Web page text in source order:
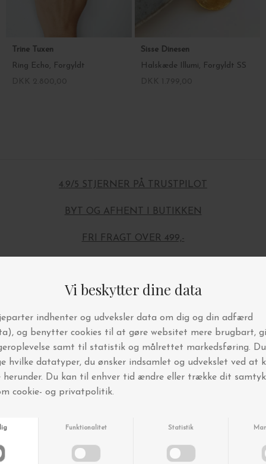
Trine Tuxen
Ring Echo, Forgyldt
Sisse Dinesen
Halskæde Illumi, Forgyldt SS
4.9/5 STJERNER PÅ TRUSTPILOT
BYT OG AFHENT I BUTIKKEN
FRI FRAGT OVER 499,-
Andre købte også